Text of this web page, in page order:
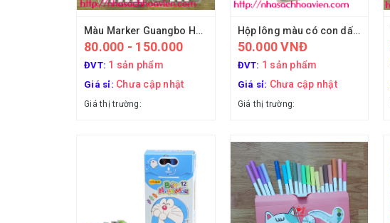
Màu Marker Guangbo H02225 chuyên vẽ anime
80.000 - 150.000
ĐVT: 1 sản phẩm
Giá sỉ: Chưa cập nhật
Giá thị trường:
Hộp lông màu có con dấu Guangbo H02011
50.000 VNĐ
ĐVT: 1 sản phẩm
Giá sỉ: Chưa cập nhật
Giá thị trường: